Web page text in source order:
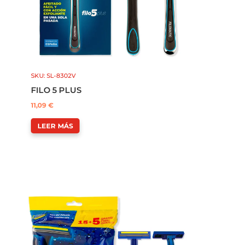
SKU: SL-8302V
FILO 5 PLUS
11,09 €
LEER MÁS